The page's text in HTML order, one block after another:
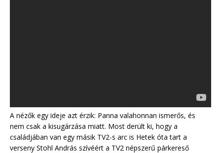
A nézők egy ideje azt érzik: Panna valahonnan ismerős, és
nem csak a kisugárzása miatt. Most derült ki, hogy a
családjában van egy másik TV2-s arc is Hetek óta tart a
verseny Stohl András szívéért a TV2 népszerű párkereső